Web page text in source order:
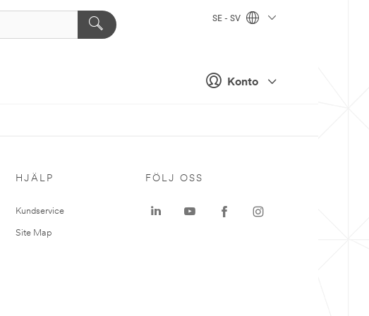
Konto
SE - SV
HJÄLP
Kundservice
Site Map
FÖLJ OSS